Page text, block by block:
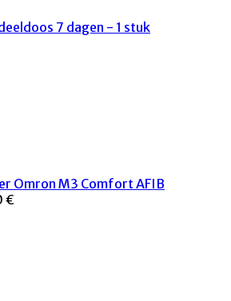
7 dagen - 1 stuk
Omron M3 Comfort AFIB
€